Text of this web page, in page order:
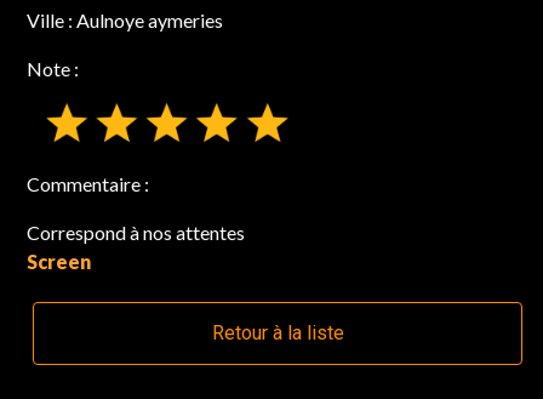
Ville : Aulnoye aymeries
Note :
Commentaire :
Correspond à nos attentes
Screen
Retour à la liste